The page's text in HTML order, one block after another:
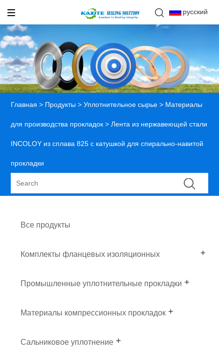
русский
Главная > Продукты >Уплотнительное сырье > Материалы
для производства прокладок > Лента из нержавеющей стали
INCOLOY из сплава 825 с катушкой для спирально-навитой
прокладки
Все продукты
Комплекты фланцевых изоляционных
прокладок
Промышленные уплотнительные прокладки
Материалы компрессионных прокладок
Сальниковое уплотнение